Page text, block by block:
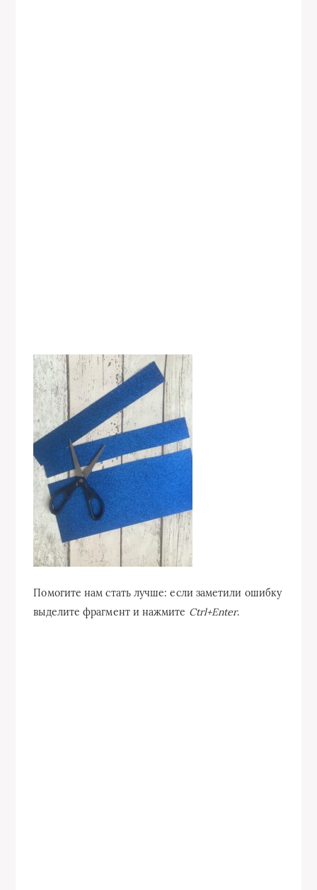
Помогите нам стать лучше: если заметили ошибку
выделите фрагмент и нажмите Ctrl+Enter.